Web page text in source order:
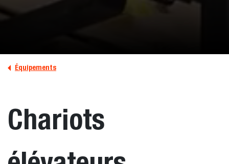
Équipements
Chariots